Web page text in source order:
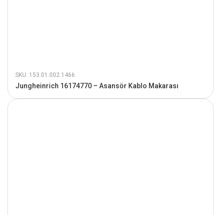
SKU: 153.01.002.1466
Jungheinrich 16174770 – Asansör Kablo Makarası